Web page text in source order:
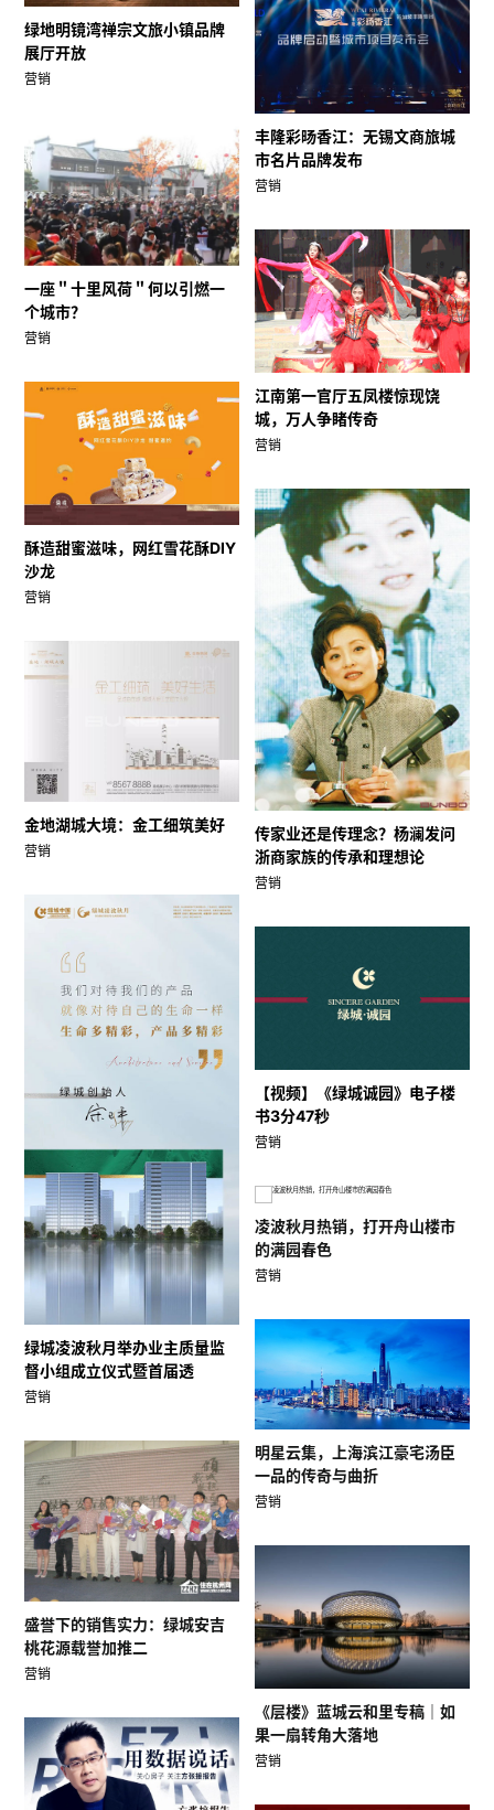
绿地明镜湾禅宗文旅小镇品牌
展厅开放
营销
丰隆彩旸香江：无锡文商旅城
市名片品牌发布
营销
一座＂十里风荷＂何以引燃一
个城市？
营销
江南第一官厅五凤楼惊现饶
城，万人争睹传奇
营销
酥造甜蜜滋味，网红雪花酥DIY
沙龙
营销
传家业还是传理念？杨澜发问
浙商家族的传承和理想论
营销
金地湖城大境：金工细筑美好
营销
绿城凌波秋月举办业主质量监
督小组成立仪式暨首届透
营销
【视频】《绿城诚园》电子楼
书3分47秒
营销
凌波秋月热销，打开舟山楼市
的满园春色
营销
明星云集，上海滨江豪宅汤臣
一品的传奇与曲折
营销
盛誉下的销售实力：绿城安吉
桃花源载誉加推二
营销
《层楼》蓝城云和里专稿｜如
果一扇转角大落地
营销